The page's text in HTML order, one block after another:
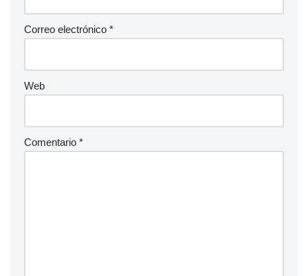
Correo electrónico *
Web
Comentario *